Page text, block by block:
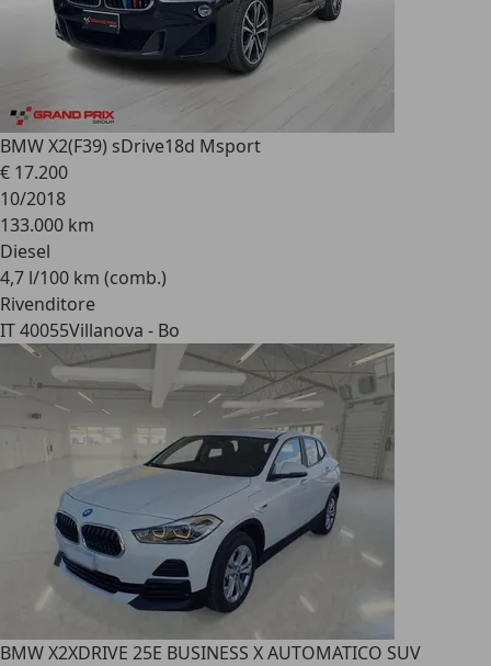
BMW X2(F39) sDrive18d Msport
€ 17.200
10/2018
133.000 km
Diesel
4,7 l/100 km (comb.)
Rivenditore
IT 40055Villanova - Bo
BMW X2XDRIVE 25E BUSINESS X AUTOMATICO SUV